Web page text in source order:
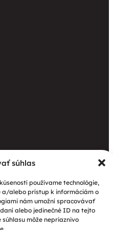
súhlas
používame technológie,
a/alebo prístup k informáciám o
nám umožní spracovávať
alebo jedinečné ID na tejto
môže nepriaznivo
Spišskej katolíckej
charity prinieslo
aj propagáciu